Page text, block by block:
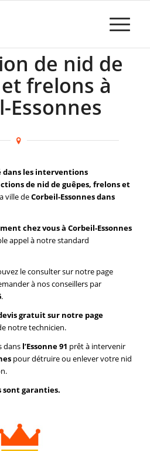
de nid de
frelons à
Essonnes
dans les interventions
de nid de guêpes, frelons et
ville deCorbeil-Essonnes dans
chez vous à Corbeil-Essonnes
appel à notre standard
le consulter sur notre page
à nos conseillers par
.
gratuit sur notre page
notre technicien.
dans l’Essonne 91 prêt à intervenir
pour détruire ou enlever votre nid
garanties.